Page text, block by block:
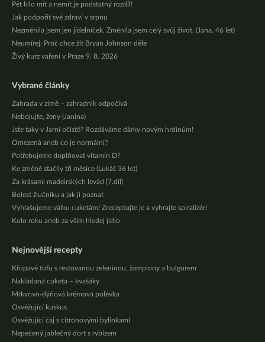
Pět kilo mít a nemít je podstatný rozdíl!
Jak podpořit své zdraví v srpnu
Nezměnila jsem jen jídelníček. Změnila jsem celý svůj život. (Jana, 46 let)
Neumírej: Proč chce žít Bryan Johnson déle
Živý kurz vaření v Praze 9. 8. 2026
Vybrané články
Zahrada v zimě – zahradník odpočívá
Nebojujte, ženy (Janina)
Jste taky v Jarní očistě? Rozdáváme dárky novým hrdinům!
Omezená aneb co je normální?
Potřebujeme doplňovat vitamín D?
Ke změně stačily tři měsíce (Lukáš 36 let)
Za krásami madeirských levád (7.díl)
Bolest žlučníku a jak ji poznat
Vyhlašujeme válku cuketám! Zreceptujte je a vyhrajte spiralizér!
Kolo roku aneb za vším hledej jídlo
Nejnovější recepty
Křupavé tofu s restovanou zeleninou, žampiony a bulgurem
Nakládaná cuketa – kvašáky
Mrkvovo-dýňová krémová polévka
Osvěžující kuskus
Osvěžující čaj s citronovými bylinkami
Nepečený jablečný dort s rybízem